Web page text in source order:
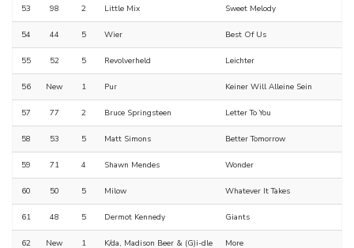
53 98 2 Little Mix Sweet Melody
54 44 5 Wier Best Of Us
55 52 5 Revolverheld Leichter
56 New 1 Pur Keiner Will Alleine Sein
57 77 2 Bruce Springsteen Letter To You
58 53 5 Matt Simons Better Tomorrow
59 71 4 Shawn Mendes Wonder
60 50 5 Milow Whatever It Takes
61 48 5 Dermot Kennedy Giants
62 New 1 K/da, Madison Beer & (G)i-dle More